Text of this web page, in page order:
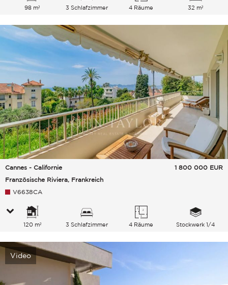
98 m² 3 Schlafzimmer 4 Räume 32 m²
Cannes - Californie
Französische Riviera, Frankreich
1 800 000 EUR
V6638CA
120 m² 3 Schlafzimmer 4 Räume Stockwerk 1/4
Video